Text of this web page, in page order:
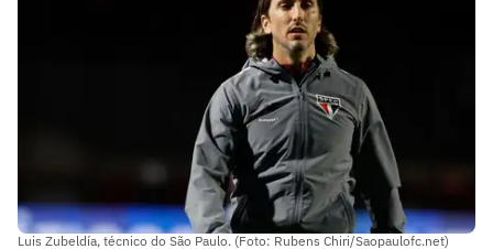
Luis Zubeldía, técnico do São Paulo. (Foto: Rubens Chiri/Saopaulofc.net)